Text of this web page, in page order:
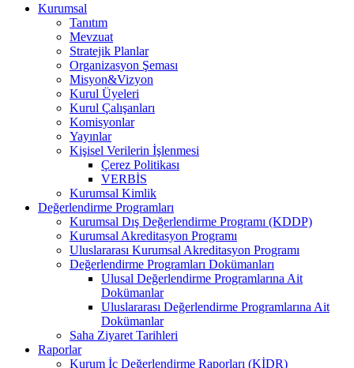
Kurumsal
Tanıtım
Mevzuat
Stratejik Planlar
Organizasyon Şeması
Misyon&Vizyon
Kurul Üyeleri
Kurul Çalışanları
Komisyonlar
Yayınlar
Kişisel Verilerin İşlenmesi
Çerez Politikası
VERBİS
Kurumsal Kimlik
Değerlendirme Programları
Kurumsal Dış Değerlendirme Programı (KDDP)
Kurumsal Akreditasyon Programı
Uluslararası Kurumsal Akreditasyon Programı
Değerlendirme Programları Dokümanları
Ulusal Değerlendirme Programlarına Ait
Dokümanlar
Uluslararası Değerlendirme Programlarına Ait
Dokümanlar
Saha Ziyaret Tarihleri
Raporlar
Kurum İç Değerlendirme Raporları (KİDR)